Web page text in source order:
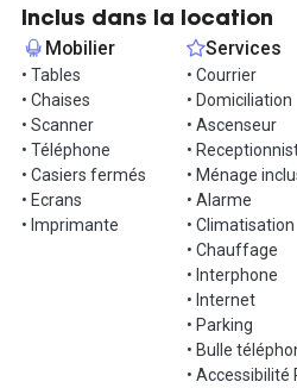
avez besoin pour travailler
scanner, téléphone, casiers fermés,
Vous aurez aussi accès aux
avec les salles de réunion et les
les salles à manger, les cuisines
coworking ouverts, les espaces
Les locaux sont accessibles 24h/24
flexibilité optimale pour les
Profitez des nombreuses
soit la gare, l'accès aux transports
les magasins du centre commercial.
Contactez-nous pour organiser une
Inclus dans la location
Mobilier
• Tables
• Chaises
• Scanner
• Téléphone
• Casiers fermés
• Ecrans
• Imprimante
Services
• Courrier
• Domiciliation
• Ascenseur
•
• Ménage
• Alarme
• Climatisation
• Chauffage
• Interphone
• Internet
• Parking
• Bulle
• Accessibilité